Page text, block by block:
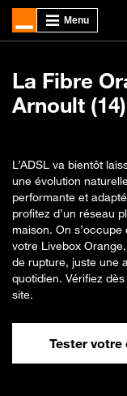
La Fibre
Arnoult
L’ADSL va bientôt
une évolution
performante et
profitez d’un réseau
maison. On s’occupe
votre Livebox
de rupture, juste une
quotidien. Vérifiez
site.
Tester